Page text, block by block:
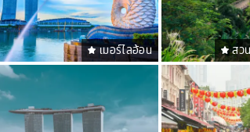
เมอร์ไลอ้อน สว